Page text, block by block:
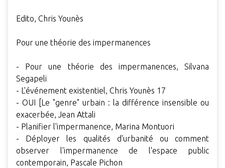
Edito, Chris Younès
Pour une théorie des impermanences
- Pour une théorie des impermanences, Silvana
Segapeli
- L'événement existentiel, Chris Younès 17
- OUI [Le "genre" urbain : la différence insensible ou
exacerbée, Jean Attali
- Planifier l'impermanence, Marina Montuori
- Déployer les qualités d'urbanité ou comment
observer l'impermanence de l'espace public
contemporain, Pascale Pichon